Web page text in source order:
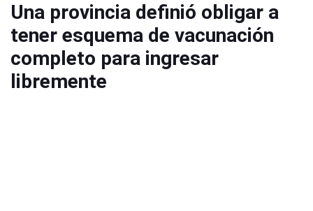
Una provincia definió obligar a
tener esquema de vacunación
completo para ingresar
libremente